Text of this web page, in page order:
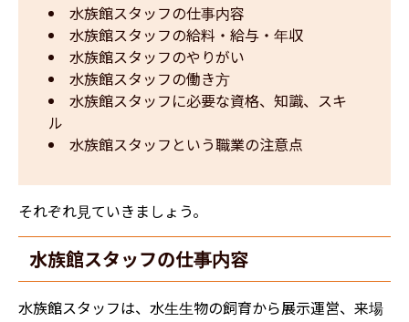
水族館スタッフの仕事内容
水族館スタッフの給料・給与・年収
水族館スタッフのやりがい
水族館スタッフの働き方
水族館スタッフに必要な資格、知識、スキ
ル
水族館スタッフという職業の注意点
それぞれ見ていきましょう。
水族館スタッフの仕事内容
水族館スタッフは、水生生物の飼育から展示運営、来場